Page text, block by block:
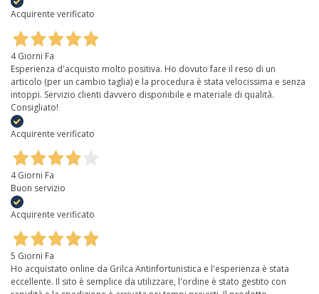
Acquirente verificato
4 Giorni Fa
Esperienza d'acquisto molto positiva. Ho dovuto fare il reso di un
articolo (per un cambio taglia) e la procedura è stata velocissima e senza
intoppi. Servizio clienti davvero disponibile e materiale di qualità.
Consigliato!
Acquirente verificato
4 Giorni Fa
Buon servizio
Acquirente verificato
5 Giorni Fa
Ho acquistato online da Grilca Antinfortunistica e l'esperienza è stata
eccellente. Il sito è semplice da utilizzare, l'ordine è stato gestito con